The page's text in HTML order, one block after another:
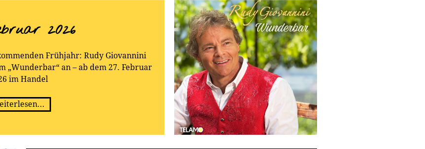
2026
Frühjahr: Rudy Giovannini
„Wunderbar“ an – ab dem 27. Februar
im Handel